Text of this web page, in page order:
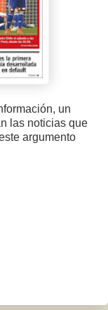
un
las noticias que
argumento